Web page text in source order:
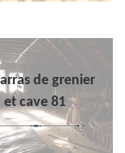
de grenier
et cave 81